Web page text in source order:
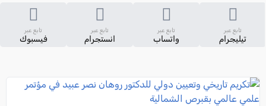
تابع عبر
تيليجرام
تابع عبر
واتساب
تابع عبر
انستجرام
تابع عبر
فيسبوك